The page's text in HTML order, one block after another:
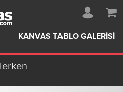
KANVAS TABLO GALERISI